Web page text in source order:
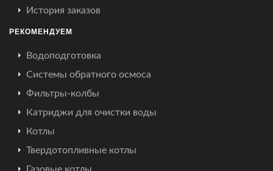
История заказов
РЕКОМЕНДУЕМ
Водоподготовка
Системы обратного осмоса
Фильтры-колбы
Катриджи для очистки воды
Котлы
Твердотопливные котлы